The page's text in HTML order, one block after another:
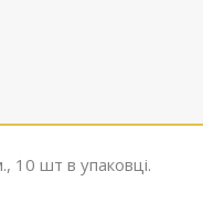
10 шт в упаковці.